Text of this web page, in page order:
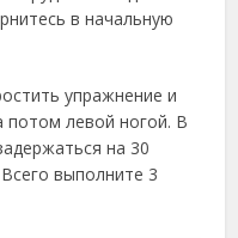
в начальную
упражнение и
потом левой ногой. В
на 30
выполните 3